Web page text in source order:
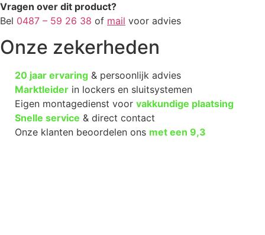
Vragen over dit product?
Bel 0487 – 59 26 38 of mail voor advies
Onze zekerheden
20 jaar ervaring & persoonlijk advies
Marktleider in lockers en sluitsystemen
Eigen montagedienst voor vakkundige plaatsing
Snelle service & direct contact
Onze klanten beoordelen ons met een 9,3